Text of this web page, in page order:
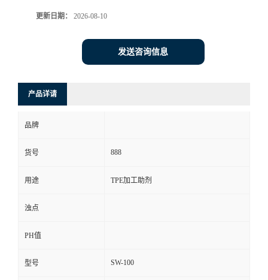
更新日期： 2026-08-10
发送咨询信息
产品详请
品牌
货号 888
用途 TPE加工助剂
浊点
PH值
型号 SW-100